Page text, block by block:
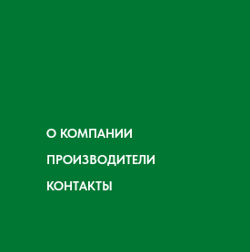
О КОМПАНИИ
ПРОИЗВОДИТЕЛИ
КОНТАКТЫ